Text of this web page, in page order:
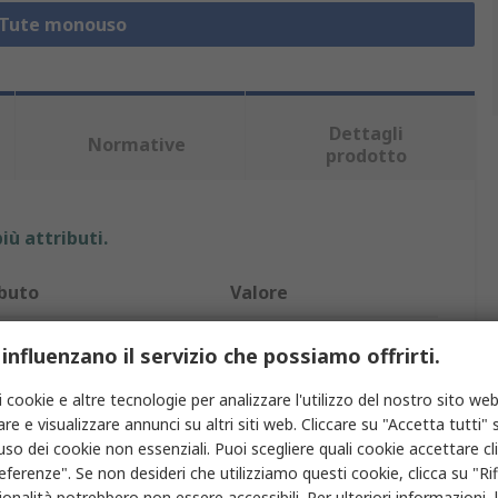
monouso
Normative
Dettagli
prodotto
attributi.
Valore
Tuta monouso
materiale Laminato
il servizio che possiamo offrirti.
cookie e altre tecnologie per analizzare l'utilizzo del nostro sito
e visualizzare annunci su altri siti web. Cliccare su "Accetta tutti"
dei cookie non essenziali. Puoi scegliere quali cookie accettare
Se non desideri che utilizziamo questi cookie, clicca su